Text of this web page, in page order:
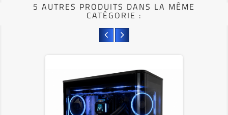
5 AUTRES PRODUITS DANS LA MÊME
CATÉGORIE :